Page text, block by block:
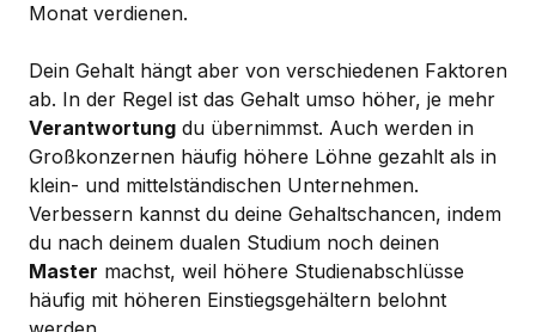
Monat verdienen.
Dein Gehalt hängt aber von verschiedenen Faktoren
ab. In der Regel ist das Gehalt umso höher, je mehr
Verantwortung du übernimmst. Auch werden in
Großkonzernen häufig höhere Löhne gezahlt als in
klein- und mittelständischen Unternehmen.
Verbessern kannst du deine Gehaltschancen, indem
du nach deinem dualen Studium noch deinen
Master machst, weil höhere Studienabschlüsse
häufig mit höheren Einstiegsgehältern belohnt